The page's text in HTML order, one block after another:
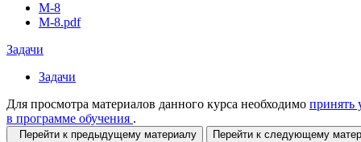
M-8
М-8.pdf
Задачи
Задачи
Для просмотра материалов данного курса необходимо принять
в программе обучения .
Перейти к предыдущему материалу Перейти к следующему